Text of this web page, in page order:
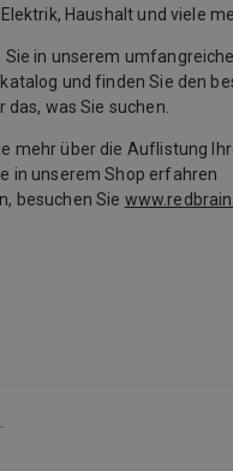
Haushalt und viele
Sie in unserem
und finden Sie den
das, was Sie suchen.
mehr über die Auflistung
in unserem Shop erfahren
besuchen Sie